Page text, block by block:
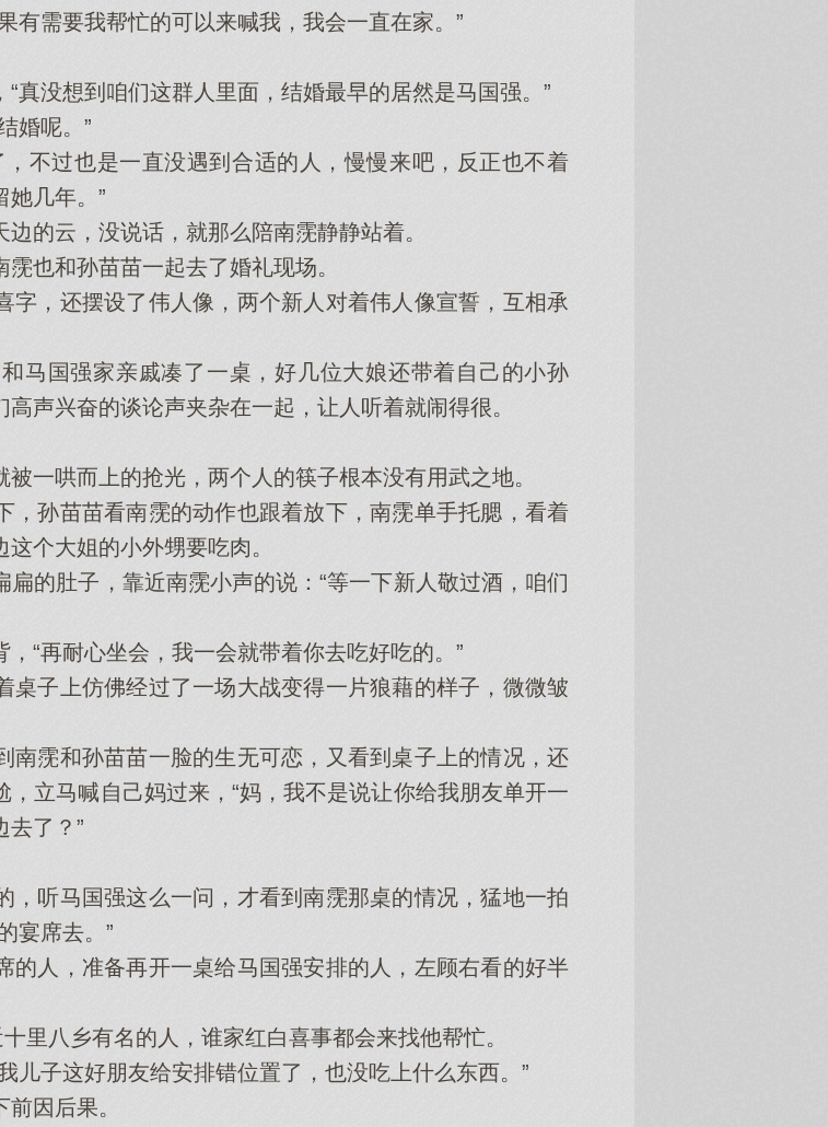
需要我帮忙的可以来喊我，我会一直在家。”
没想到咱们这群人里面，结婚最早的居然是马国强。”
婚呢。”
过也是一直没遇到合适的人，慢慢来吧，反正也不着
她几年。”
云，没说话，就那么陪南霃静静站着。
也和孙苗苗一起去了婚礼现场。
，还摆设了伟人像，两个新人对着伟人像宣誓，互相承
国强家亲戚凑了一桌，好几位大娘还带着自己的小孙
声兴奋的谈论声夹杂在一起，让人听着就闹得很。
哄而上的抢光，两个人的筷子根本没有用武之地。
孙苗苗看南霃的动作也跟着放下，南霃单手托腮，看着
个大姐的小外甥要吃肉。
肚子，靠近南霃小声的说：“等一下新人敬过酒，咱们
再耐心坐会，我一会就带着你去吃好吃的。”
子上仿佛经过了一场大战变得一片狼藉的样子，微微皱
霃和孙苗苗一脸的生无可恋，又看到桌子上的情况，还
立马喊自己妈过来，“妈，我不是说让你给我朋友单开一
去了？”
听马国强这么一问，才看到南霃那桌的情况，猛地一拍
宴席去。”
人，准备再开一桌给马国强安排的人，左顾右看的好半
八乡有名的人，谁家红白喜事都会来找他帮忙。
子这好朋友给安排错位置了，也没吃上什么东西。”
因后果。